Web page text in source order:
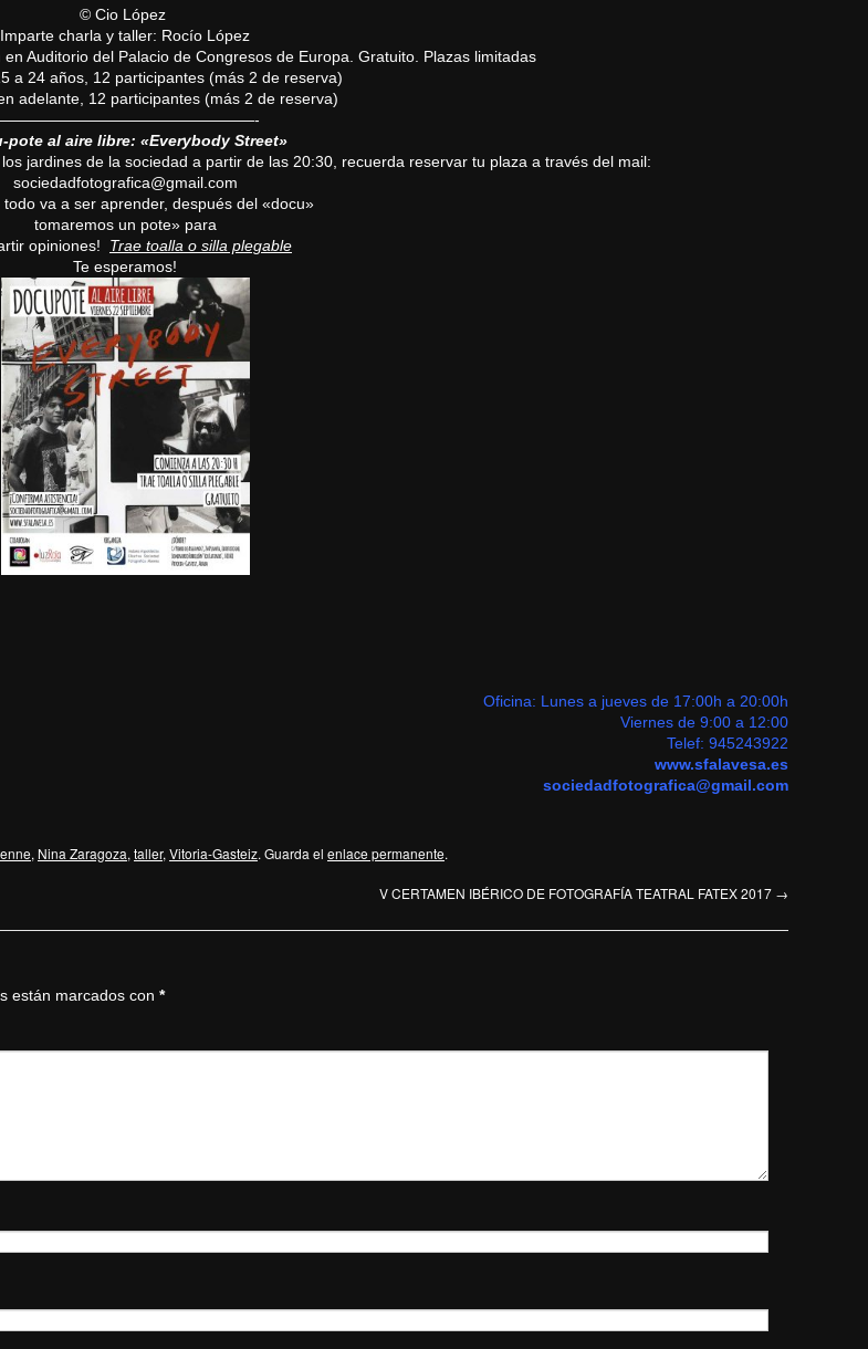
© Cio López
Imparte charla y taller: Rocío López
Auditorio del Palacio de Congresos de Europa. Gratuito. Plazas limitadas
a 24 años, 12 participantes (más 2 de reserva)
adelante, 12 participantes (más 2 de reserva)
———————-
pote al aire libre: «Everybody Street»
jardines de la sociedad a partir de las 20:30, recuerda reservar tu plaza a través del mail:
sociedadfotografica@gmail.com
todo va a ser aprender, después del «docu»
tomaremos un pote» para
opiniones! Trae toalla o silla plegable
Te esperamos!
Oficina: Lunes a jueves de 17:00h a 20:00h
Viernes de 9:00 a 12:00
Telef: 945243922
www.sfalavesa.es
sociedadfotografica@gmail.com
, Nina Zaragoza, taller, Vitoria-Gasteiz. Guarda el enlace permanente.
V CERTAMEN IBÉRICO DE FOTOGRAFÍA TEATRAL FATEX 2017 →
están marcados con *